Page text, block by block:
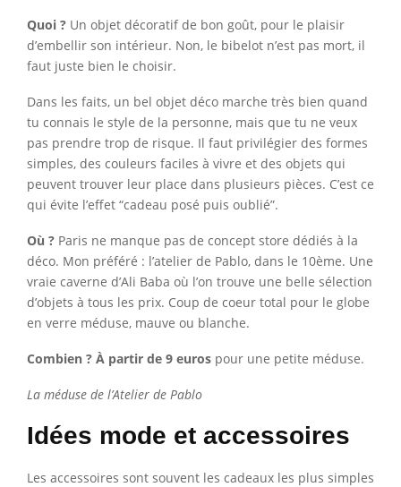
Quoi ? Un objet décoratif de bon goût, pour le plaisir
d’embellir son intérieur. Non, le bibelot n’est pas mort, il
faut juste bien le choisir.
Dans les faits, un bel objet déco marche très bien quand
tu connais le style de la personne, mais que tu ne veux
pas prendre trop de risque. Il faut privilégier des formes
simples, des couleurs faciles à vivre et des objets qui
peuvent trouver leur place dans plusieurs pièces. C’est ce
qui évite l’effet “cadeau posé puis oublié”.
Où ? Paris ne manque pas de concept store dédiés à la
déco. Mon préféré : l’atelier de Pablo, dans le 10ème. Une
vraie caverne d’Ali Baba où l’on trouve une belle sélection
d’objets à tous les prix. Coup de coeur total pour le globe
en verre méduse, mauve ou blanche.
Combien ? À partir de 9 euros pour une petite méduse.
La méduse de l’Atelier de Pablo
Idées mode et accessoires
Les accessoires sont souvent les cadeaux les plus simples